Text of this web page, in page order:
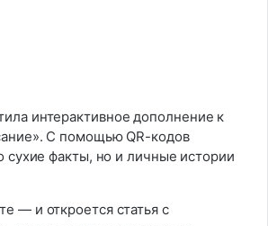
интерактивное дополнение к
С помощью QR-кодов
сухие факты, но и личные истории
— и откроется статья с